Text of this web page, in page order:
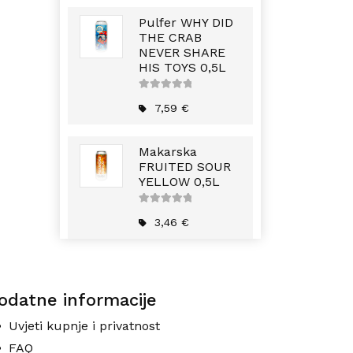
Pulfer WHY DID
THE CRAB
NEVER SHARE
HIS TOYS 0,5L
5
7,59 €
Makarska
FRUITED SOUR
YELLOW 0,5L
5
3,46 €
informacije
Uvjeti kupnje i privatnost
FAQ